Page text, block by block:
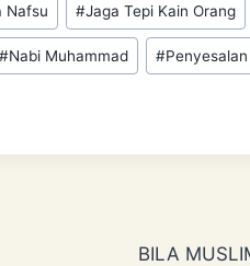
Nafsu #Jaga Tepi Kain Orang
#Nabi Muhammad #Penyesalan
BILA